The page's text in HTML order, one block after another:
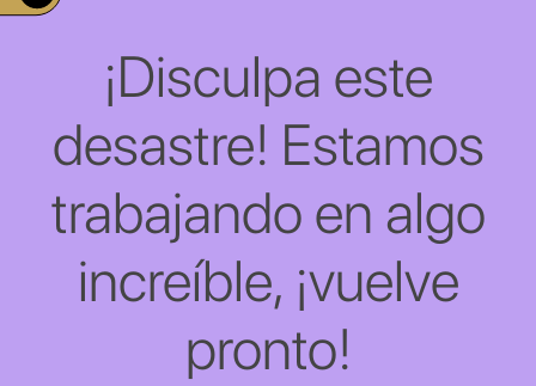
¡Disculpa este
desastre! Estamos
trabajando en algo
increíble, ¡vuelve
pronto!